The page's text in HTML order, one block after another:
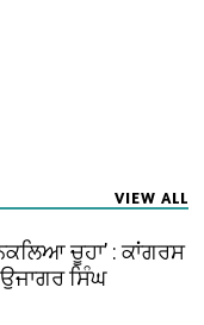
VIEW ALL
ਚੂਹਾ’ : ਕਾਂਗਰਸ
ਉਜਾਗਰ ਸਿੰਘ